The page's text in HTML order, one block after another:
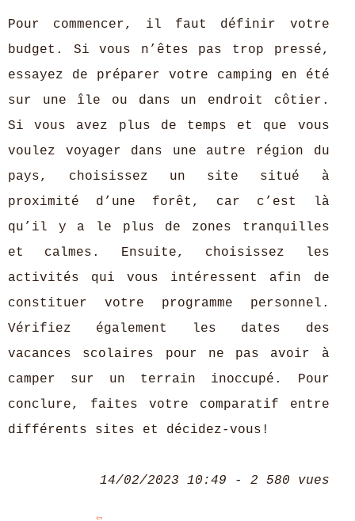
Pour commencer, il faut définir votre
budget. Si vous n’êtes pas trop pressé,
essayez de préparer votre camping en été
sur une île ou dans un endroit côtier.
Si vous avez plus de temps et que vous
voulez voyager dans une autre région du
pays, choisissez un site situé à
proximité d’une forêt, car c’est là
qu’il y a le plus de zones tranquilles
et calmes. Ensuite, choisissez les
activités qui vous intéressent afin de
constituer votre programme personnel.
Vérifiez également les dates des
vacances scolaires pour ne pas avoir à
camper sur un terrain inoccupé. Pour
conclure, faites votre comparatif entre
différents sites et décidez-vous!
14/02/2023 10:49 - 2 580 vues